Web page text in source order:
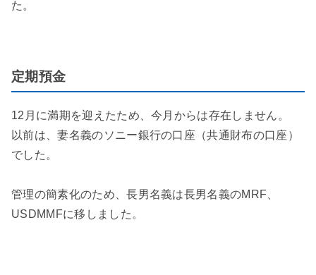
た。
定期預金
12月に満期を迎えたため、今月からは存在しません。
以前は、妻名義のソニー銀行の口座（共通財布の口座）
でした。
管理の簡素化のため、長男名義は長男名義のMRF、
USDMMFに移しました。